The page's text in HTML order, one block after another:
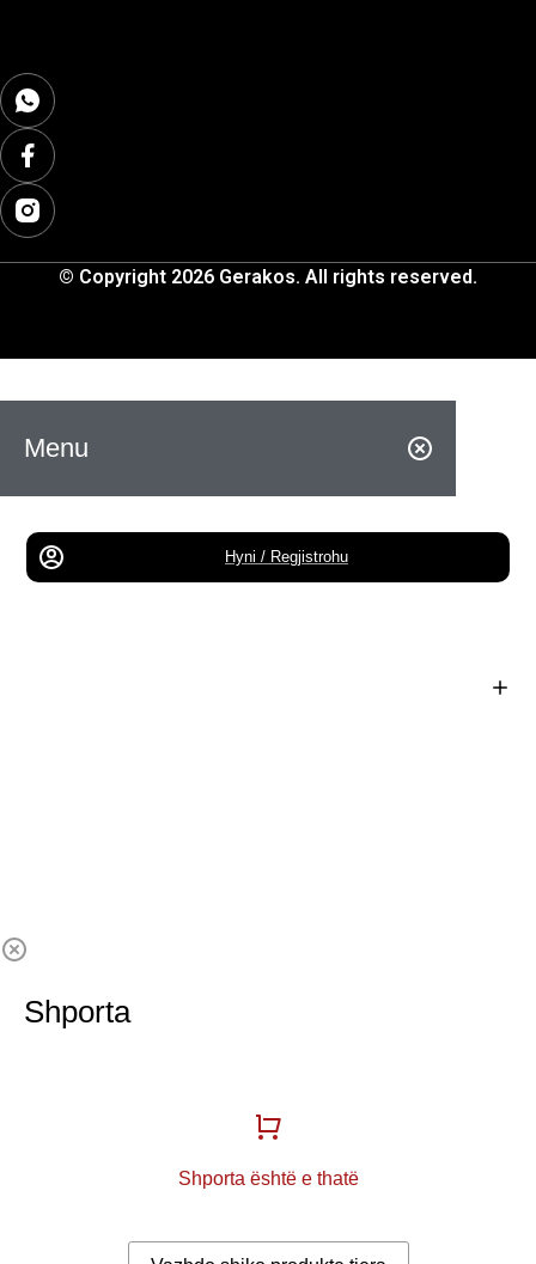
© Copyright 2026 Gerakos. All rights reserved.
Menu
Hyni / Regjistrohu
Shporta
Shporta është e thatë